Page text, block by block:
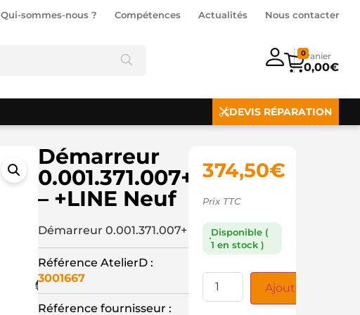
Qui-sommes-nous ? Compétences Actualités Nous contacter
0,00€
0
DEVIS RÉPARATION
Démarreur
0.001.371.007+
– +LINE Neuf
Démarreur 0.001.371.007+
Référence AtelierD :
3001667
Référence fournisseur :
374,50€
Prix TTC
Disponible (
1 en stock )
Ajouter au